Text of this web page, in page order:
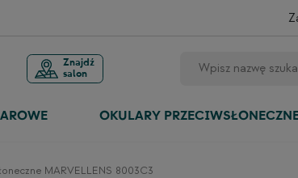
Znajdź
salon
OKULARY
MARVELLENS 8003C3